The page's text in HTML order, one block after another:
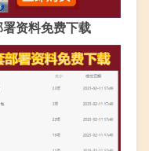
资料免费下载